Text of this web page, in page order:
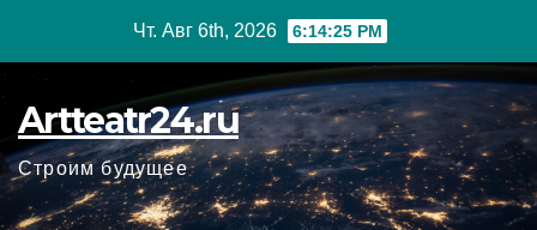
Чт. Авг 6th, 2026 6:14:26 PM
Artteatr24.ru
Строим будущее